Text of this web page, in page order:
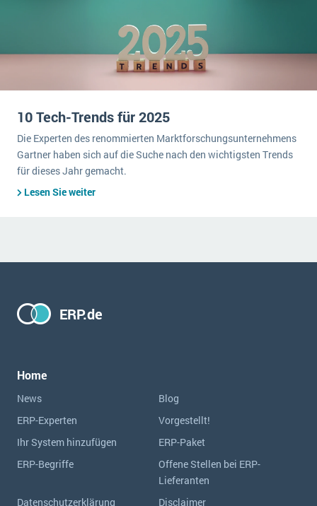
10 Tech-Trends für 2025
Die Experten des renommierten Marktforschungsunternehmens
Gartner haben sich auf die Suche nach den wichtigsten Trends
für dieses Jahr gemacht.
Lesen Sie weiter
ERP.de
Home
News
Blog
ERP-Experten
Vorgestellt!
Ihr System hinzufügen
ERP-Paket
ERP-Begriffe
Offene Stellen bei ERP-
Lieferanten
Datenschutzerklärung
Disclaimer